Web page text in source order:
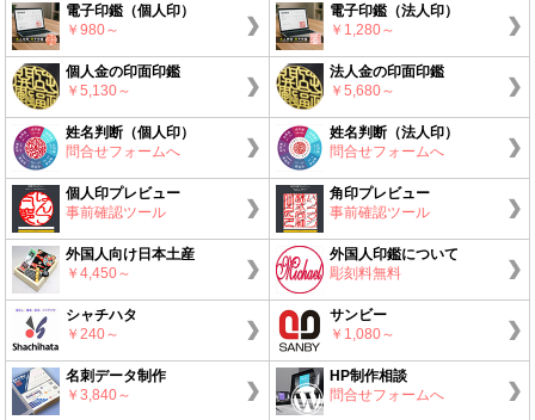
電子印鑑（個人印）
￥980～
電子印鑑（法人印）
￥1,280～
個人金の印面印鑑
￥5,130～
法人金の印面印鑑
￥5,680～
姓名判断（個人印）
問合せフォームへ
姓名判断（法人印）
問合せフォームへ
個人印プレビュー
事前確認ツール
角印プレビュー
事前確認ツール
外国人向け日本土産
￥4,450～
外国人印鑑について
彫刻料無料
シャチハタ
￥240～
サンビー
￥1,080～
名刺データ制作
￥3,840～
HP制作相談
問合せフォームへ